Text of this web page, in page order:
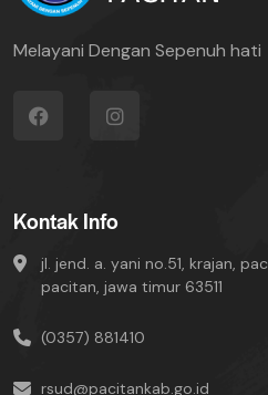
Melayani Dengan Sepenuh hati
Kontak Info
jl. jend. a. yani no.51, krajan,
pacitan, jawa timur 63511
(0357) 881410
rsud@pacitankab.go.id